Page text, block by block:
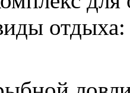
отдыха: